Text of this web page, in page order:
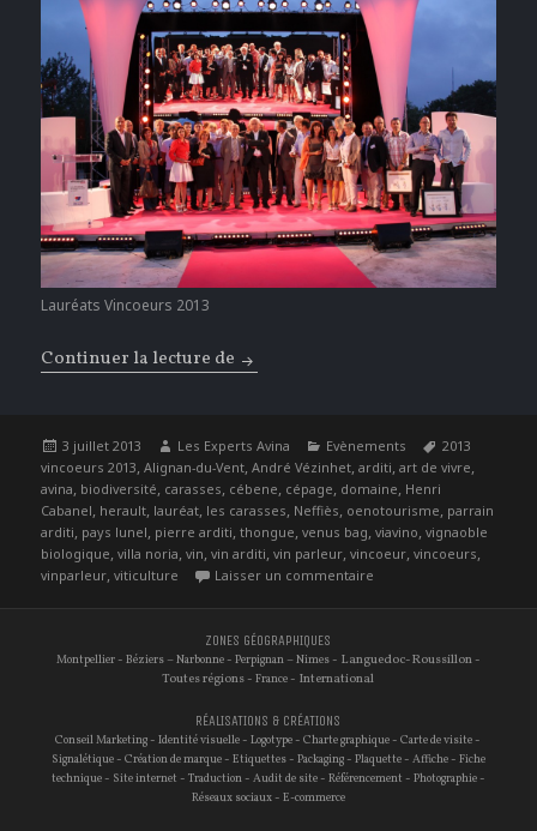
Lauréats Vincoeurs 2013
Continuer la lecture de Rendre hommage à la Viticulture
Publié
le
3 juillet 2013 Auteur
Les Experts Avina Catégories
Evènements Étiquettes
2013
vincoeurs 2013,Alignan-du-Vent,André Vézinhet,arditi,art de vivre,
avina, biodiversité, carasses, cébene, cépage, domaine, Henri
Cabanel, herault, lauréat, les carasses, Neffiès, oenotourisme, parrain
arditi, pays lunel, pierre arditi,thongue,venus bag,viavino,vignaoble
biologique,villa noria,vin,vin arditi,vin parleur,vincoeur,vincoeurs,
vinparleur,viticulture Laisser un commentaire
ZONES GÉOGRAPHIQUES
Montpellier - Béziers –Narbonne - Perpignan –Nimes - Languedoc-Roussillon -
Toutes régions -France - International
RÉALISATIONS & CRÉATIONS
Conseil Marketing -Identité visuelle -Logotype -Charte graphique -Carte de visite -
Signalétique - Création de marque - Etiquettes - Packaging - Plaquette - Affiche - Fiche
technique - Site internet - Traduction - Audit de site - Référencement - Photographie -
Réseaux sociaux - E-commerce